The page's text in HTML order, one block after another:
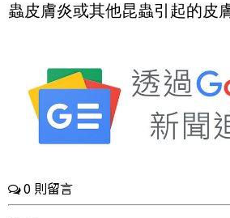
蟲皮膚炎或其他昆蟲引起的皮